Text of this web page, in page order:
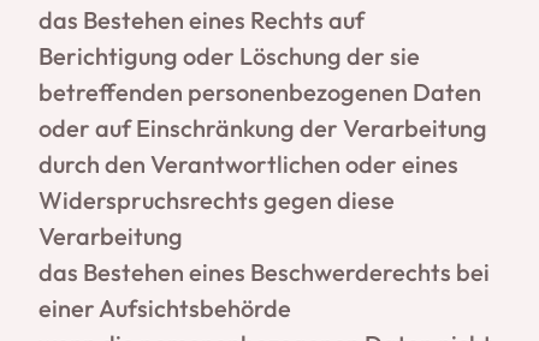
das Bestehen eines Rechts auf
Berichtigung oder Löschung der sie
betreffenden personenbezogenen Daten
oder auf Einschränkung der Verarbeitung
durch den Verantwortlichen oder eines
Widerspruchsrechts gegen diese
Verarbeitung
das Bestehen eines Beschwerderechts bei
einer Aufsichtsbehörde